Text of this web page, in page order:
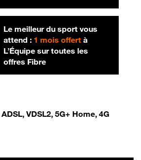
Le meilleur du sport vous
attend : 1 mois offertà
L’Équipe sur toutes les
offres Fibre
VDSL2, 5G+ Home, 4G